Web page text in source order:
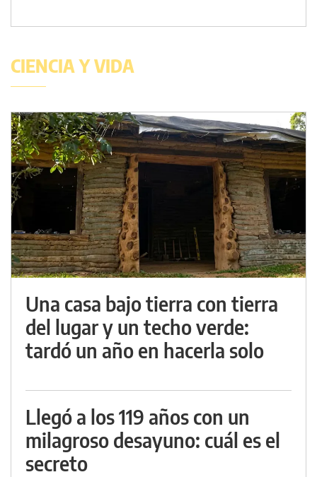
CIENCIA Y VIDA
Una casa bajo tierra con tierra
del lugar y un techo verde:
tardó un año en hacerla solo
Llegó a los 119 años con un
milagroso desayuno: cuál es el
secreto